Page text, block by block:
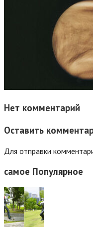
Нет комментарий
Оставить
Для отправки
самое Популярное